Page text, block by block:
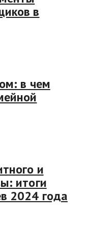
в
в чем
и
итоги
2024 года